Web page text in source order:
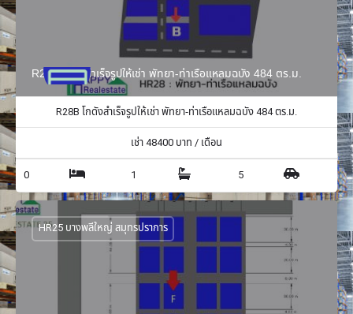
R28B โกดังสำเร็จรูปให้เช่า พัทยา-ท่าเรือแหลมฉบัง 484 ตร.ม.
R28B โกดังสำเร็จรูปให้เช่า พัทยา-ท่าเรือแหลมฉบัง 484 ตร.ม.
เช่า48400 บาท / เดือน
0 1 5
HR25 บางพลีใหญ่ สมุทรปราการ